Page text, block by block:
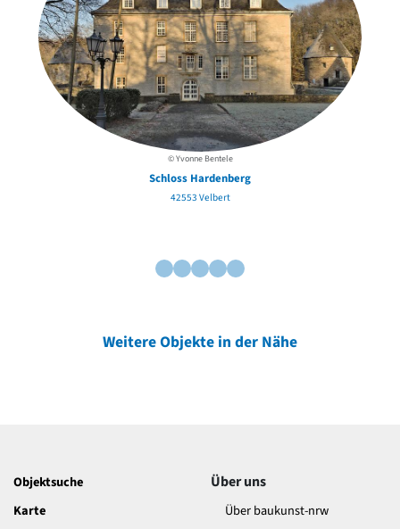
© Yvonne Bentele
Schloss Hardenberg
42553 Velbert
Weitere Objekte in der Nähe
Objektsuche
Karte
Über uns
Über baukunst-nrw